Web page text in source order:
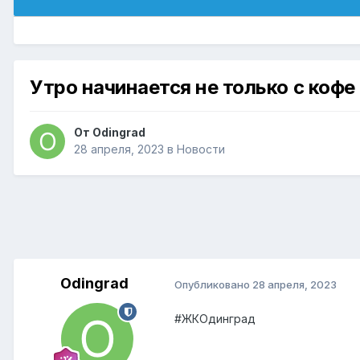
Утро начинается не только с кофе
От Odingrad
28 апреля, 2023 в Новости
Odingrad Опубликовано 28 апреля, 2023
#ЖКОдинград